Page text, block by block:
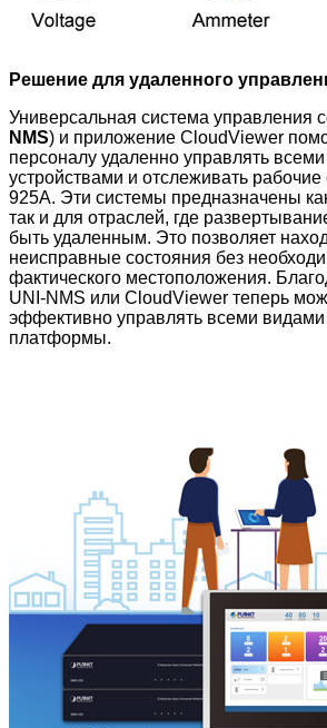
Решение для удаленного
Универсальная система управления
NMS) и приложение CloudViewer
персоналу удаленно управлять
устройствами и отслеживать рабочие
925A. Эти системы предназначены
так и для отраслей, где
быть удаленным. Это позволяет
неисправные состояния без
фактического местоположения.
UNI-NMS или CloudViewer теперь
эффективно управлять всеми видами
платформы.